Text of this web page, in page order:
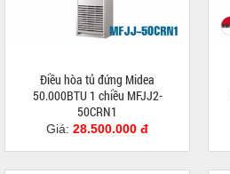
Điều hòa tủ đứng Midea
50.000BTU 1 chiều MFJJ2-
50CRN1
Giá: 28.500.000 đ